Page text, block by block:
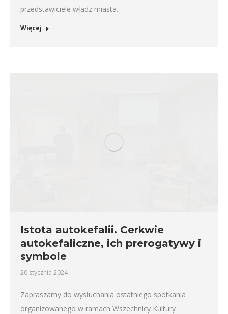
przedstawiciele władz miasta.
Więcej
Istota autokefalii. Cerkwie
autokefaliczne, ich prerogatywy i
symbole
20 stycznia 2024
Zapraszamy do wysłuchania ostatniego spotkania
organizowanego w ramach Wszechnicy Kultury